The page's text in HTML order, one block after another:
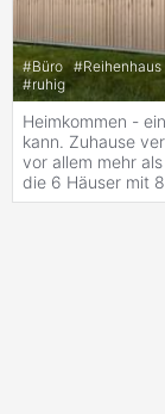
#Büro #Reihenhaus
#ruhig
Heimkommen -
kann. Zuhause
vor allem mehr
die 6 Häuser mit